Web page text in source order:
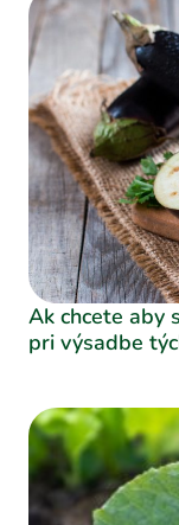
Ak chcete aby
pri výsadbe